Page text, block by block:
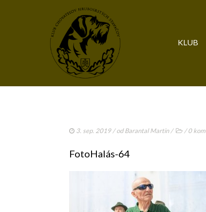
KLUB
3. sep. 2019/ odBarantal Martin/ /0
FotoHalás-64